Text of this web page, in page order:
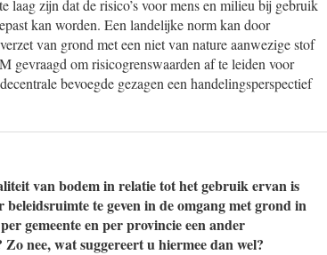
laag zijn dat de risico’s voor mens en milieu bij gebruik
kan worden. Een landelijke norm kan door
van grond met een niet van nature aanwezige stof
gevraagd om risicogrenswaarden af te leiden voor
bevoegde gezagen een handelingsperspectief
van bodem in relatie tot het gebruik ervan is
beleidsruimte te geven in de omgang met grond in
gemeente en per provincie een ander
nee, wat suggereert u hiermee dan wel?